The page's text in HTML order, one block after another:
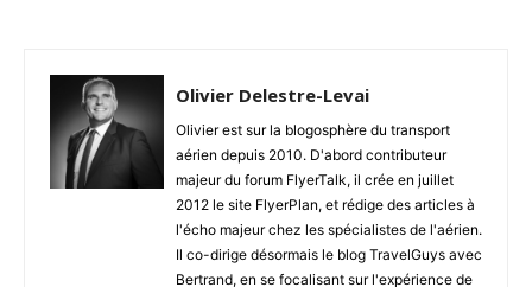
Olivier Delestre-Levai
Olivier est sur la blogosphère du transport
aérien depuis 2010. D'abord contributeur
majeur du forum FlyerTalk, il crée en juillet
2012 le site FlyerPlan, et rédige des articles à
l'écho majeur chez les spécialistes de l'aérien.
Il co-dirige désormais le blog TravelGuys avec
Bertrand, en se focalisant sur l'expérience de